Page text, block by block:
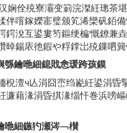
娴佺殑寮灞变箣浣滐紝璁
伴噾鎵嬫寚璧颁笂浠欒矾銆
鍔涗互鍙婁笉鏂绠楄′慨鐐
晫鍚庡彵鍜や粰鐣岀殑鏁呬
綔鑰咃細鎴戝悆瑗跨孩鏌
棿澶ч亾涓囧崈绉嶏紝鍙涓
濂藉湪涓昏掑湪缁忓巻浜嗙
細鏃犳瀬涔﹁櫕